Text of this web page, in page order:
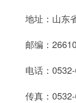
地址：山东
邮编：
电话：
传真：